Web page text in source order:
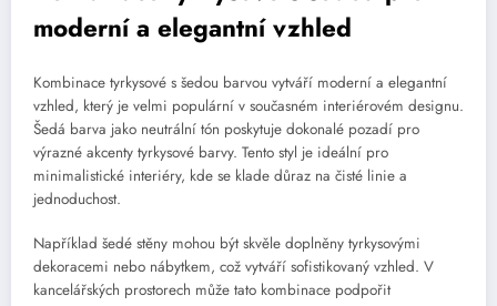
moderní a elegantní vzhled
Kombinace tyrkysové s šedou barvou vytváří moderní a elegantní
vzhled, který je velmi populární v současném interiérovém designu.
Šedá barva jako neutrální tón poskytuje dokonalé pozadí pro
výrazné akcenty tyrkysové barvy. Tento styl je ideální pro
minimalistické interiéry, kde se klade důraz na čisté linie a
jednoduchost.
Například šedé stěny mohou být skvěle doplněny tyrkysovými
dekoracemi nebo nábytkem, což vytváří sofistikovaný vzhled. V
kancelářských prostorech může tato kombinace podpořit